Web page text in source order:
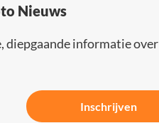
Nieuws
diepgaande informatie over
Inschrijven